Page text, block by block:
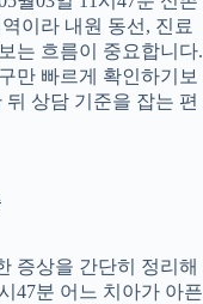
이라 내원 동선, 진료
는 흐름이 중요합니다.
만 빠르게 확인하기보
상담 기준을 잡는 편
증상을 간단히 정리해
47분 어느 치아가 아픈